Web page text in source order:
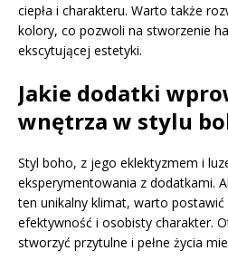
ciepła i charakteru. Warto także
kolory, co pozwoli na stworzenie
ekscytującej estetyki.
Jakie dodatki
wnętrza w stylu
Styl boho, z jego eklektyzmem i
eksperymentowania z dodatkami.
ten unikalny klimat, warto
efektywność i osobisty charakter.
stworzyć przytulne i pełne życia